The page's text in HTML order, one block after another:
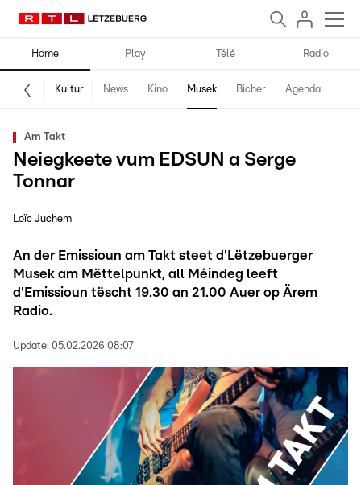
Home Play Télé Radio
Kultur News Kino Musek Bicher Agenda
Am Takt
Neiegkeete vum EDSUN a Serge
Tonnar
Loïc Juchem
An der Emissioun am Takt steet d'Lëtzebuerger
Musek am Mëttelpunkt, all Méindeg leeft
d'Emissioun tëscht 19.30 an 21.00 Auer op Ärem
Radio.
Update: 05.02.2026 08:07